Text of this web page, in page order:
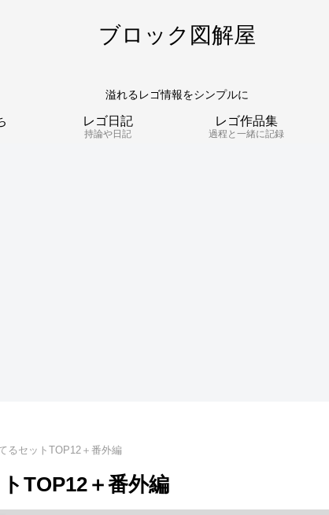
ブロック図解屋
溢れるレゴ情報をシンプルに
レゴ日記
持論や日記
レゴ作品集
過程と一緒に記録
るセットTOP12＋番外編
TOP12＋番外編